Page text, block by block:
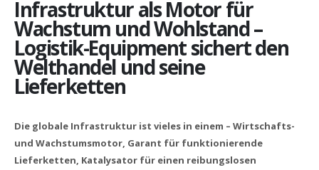
Infrastruktur als Motor für
Wachstum und Wohlstand –
Logistik-Equipment sichert den
Welthandel und seine
Lieferketten
Die globale Infrastruktur ist vieles in einem – Wirtschafts-
und Wachstumsmotor, Garant für funktionierende
Lieferketten, Katalysator für einen reibungslosen